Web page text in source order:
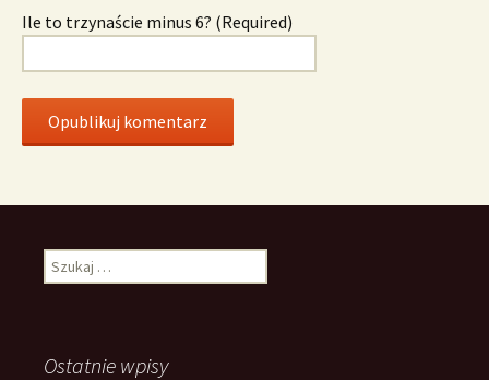
Ile to trzynaście minus 6? (Required)
Szukaj:
Ostatnie wpisy